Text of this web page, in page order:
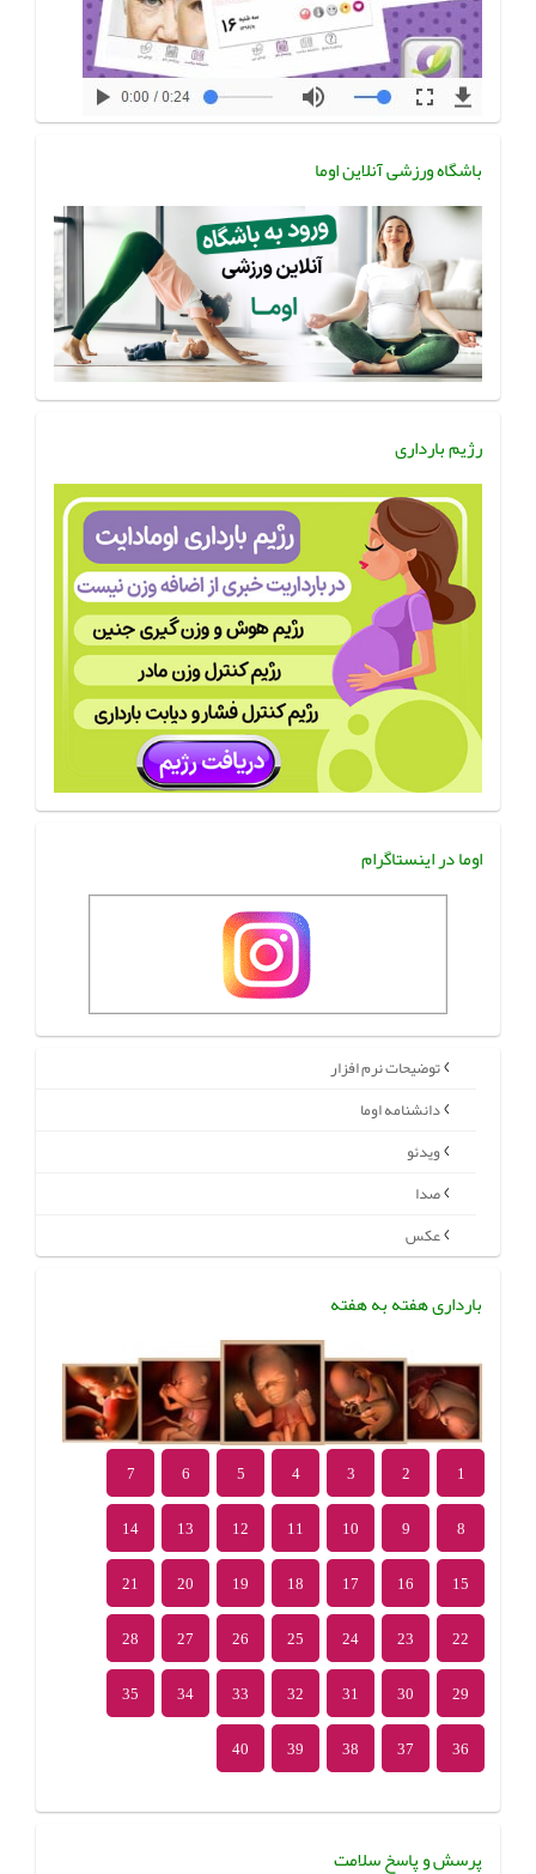
باشگاه ورزشی آنلاین اوما
رژیم بارداری
اوما در اینستاگرام
توضیحات نرم افزار
دانشنامه اوما
ویدئو
صدا
عکس
بارداری هفته به هفته
1
2
3
4
5
6
7
8
9
10
11
12
13
14
15
16
17
18
19
20
21
22
23
24
25
26
27
28
29
30
31
32
33
34
35
36
37
38
39
40
پرسش و پاسخ سلامت